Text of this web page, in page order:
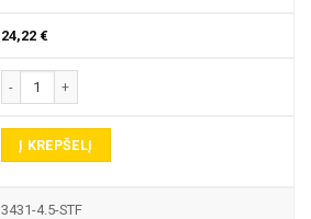
24,22 €
produkto kiekis: 3431 PIRŠTINĖ FREZA
Į KREPŠELĮ
3431-4.5-STF